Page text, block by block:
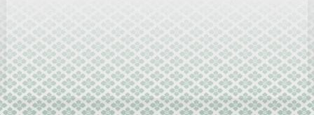
2024-11
2024-10
2024-09